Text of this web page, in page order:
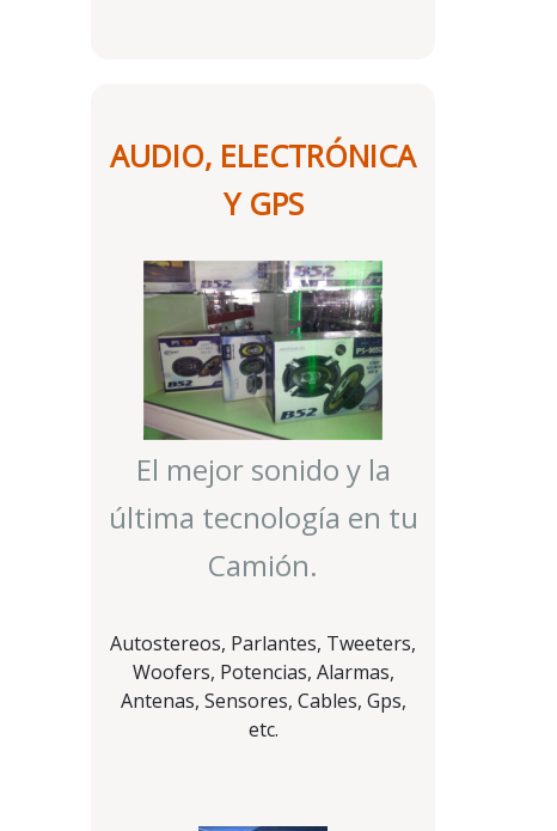
AUDIO, ELECTRÓNICA
Y GPS
El mejor sonido y la
última tecnología en tu
Camión.
Autostereos, Parlantes, Tweeters,
Woofers, Potencias, Alarmas,
Antenas, Sensores, Cables, Gps,
etc.